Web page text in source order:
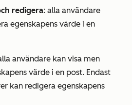
redigera: alla användare
egenskapens värde i en
användare kan visa men
värde i en post. Endast
kan redigera egenskapens